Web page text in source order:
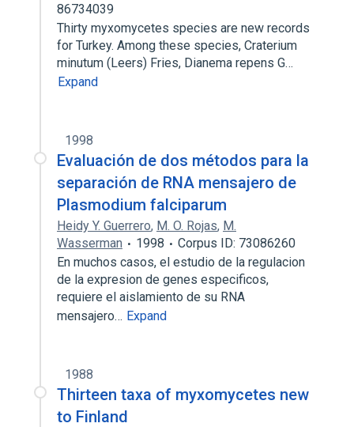
86734039
Thirty myxomycetes species are new records
for Turkey. Among these species, Craterium
minutum (Leers) Fries, Dianema repens G…
Expand
1998
Evaluación de dos métodos para la
separación de RNA mensajero de
Plasmodium falciparum
Heidy Y. Guerrero, M. O. Rojas, M.
Wasserman
1998
Corpus ID: 73086260
En muchos casos, el estudio de la regulacion
de la expresion de genes especificos,
requiere el aislamiento de su RNA
mensajero… Expand
1988
Thirteen taxa of myxomycetes new
to Finland